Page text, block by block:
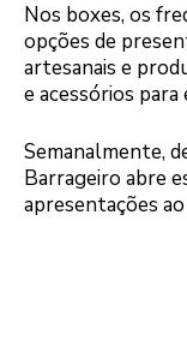
Nos boxes, os
opções de
artesanais e
e acessórios
Semanalmente,
Barrageiro abre
apresentações